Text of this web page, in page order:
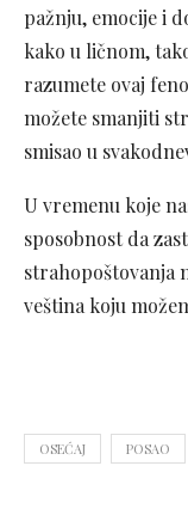
pažnju, emocije i
kako u ličnom,
razumete ovaj
možete smanjiti
smisao u
U vremenu koje
sposobnost da
strahopoštovanja
veština koju
OSEĆAJ POSAO